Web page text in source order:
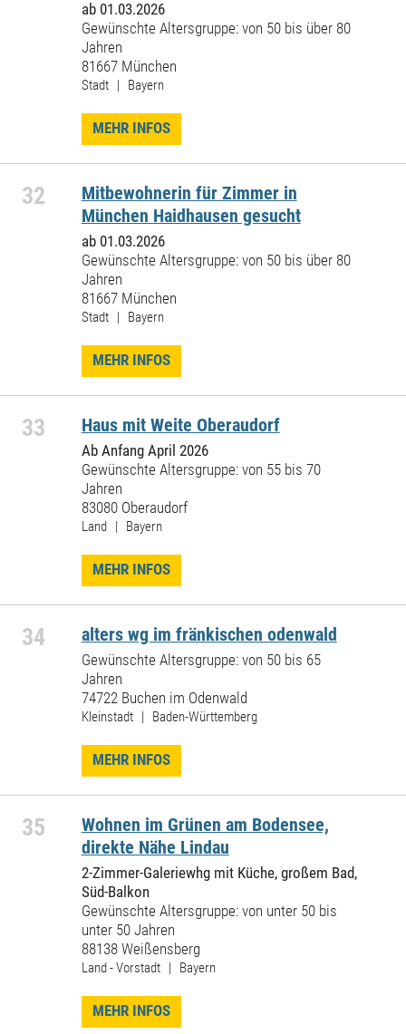
ab 01.03.2026
Gewünschte Altersgruppe: von 50 bis über 80
Jahren
81667 München
Stadt | Bayern
MEHR INFOS
32
Mitbewohnerin für Zimmer in
München Haidhausen gesucht
ab 01.03.2026
Gewünschte Altersgruppe: von 50 bis über 80
Jahren
81667 München
Stadt | Bayern
MEHR INFOS
33 Haus mit Weite Oberaudorf
Ab Anfang April 2026
Gewünschte Altersgruppe: von 55 bis 70
Jahren
83080 Oberaudorf
Land | Bayern
MEHR INFOS
34 alters wg im fränkischen odenwald
Gewünschte Altersgruppe: von 50 bis 65
Jahren
74722 Buchen im Odenwald
Kleinstadt | Baden-Württemberg
MEHR INFOS
35
Wohnen im Grünen am Bodensee,
direkte Nähe Lindau
2-Zimmer-Galeriewhg mit Küche, großem Bad,
Süd-Balkon
Gewünschte Altersgruppe: von unter 50 bis
unter 50 Jahren
88138 Weißensberg
Land - Vorstadt | Bayern
MEHR INFOS